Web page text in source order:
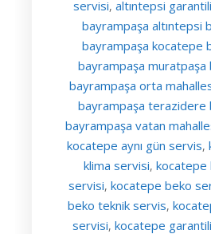
servisi, altıntepsi
bayrampaşa altıntepsi
bayrampaşa kocatepe
bayrampaşa muratpaşa
bayrampaşa orta
bayrampaşa terazidere
bayrampaşa vatan
kocatepe aynı gün servis,
klima servisi, kocatepe
servisi, kocatepe beko
beko teknik servis,
servisi, kocatepe